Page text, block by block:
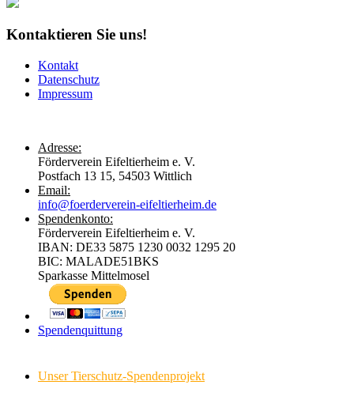
Kontaktieren Sie uns!
Kontakt
Datenschutz
Impressum
Adresse:
Förderverein Eifeltierheim e. V.
Postfach 13 15, 54503 Wittlich
Email:
info@foerderverein-eifeltierheim.de
Spendenkonto:
Förderverein Eifeltierheim e. V.
IBAN: DE33 5875 1230 0032 1295 20
BIC: MALADE51BKS
Sparkasse Mittelmosel
Spendenquittung
Unser Tierschutz-Spendenprojekt